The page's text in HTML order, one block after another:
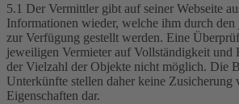
5.1 Der Vermittler gibt auf seiner Webseite
Informationen wieder, welche ihm durch
zur Verfügung gestellt werden. Eine
jeweiligen Vermieter auf Vollständigkeit und
der Vielzahl der Objekte nicht möglich. Die
Unterkünfte stellen daher keine Zusicherung
Eigenschaften dar.